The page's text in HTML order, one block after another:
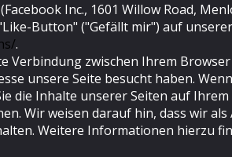
Inc., 1601 Willow Road,
Button" ("Gefällt mir") auf
.
Verbindung zwischen Ihrem
unsere Seite besucht haben.
die Inhalte unserer Seiten auf
Wir weisen darauf hin, dass wir
Weitere Informationen hierzu